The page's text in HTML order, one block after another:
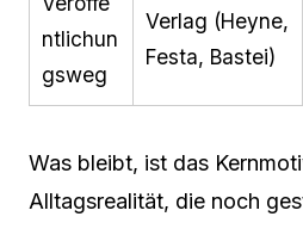
ntlichun
gsweg
Verlag (Heyne,
Festa, Bastei)
Was bleibt, ist das
Alltagsrealität, die noch